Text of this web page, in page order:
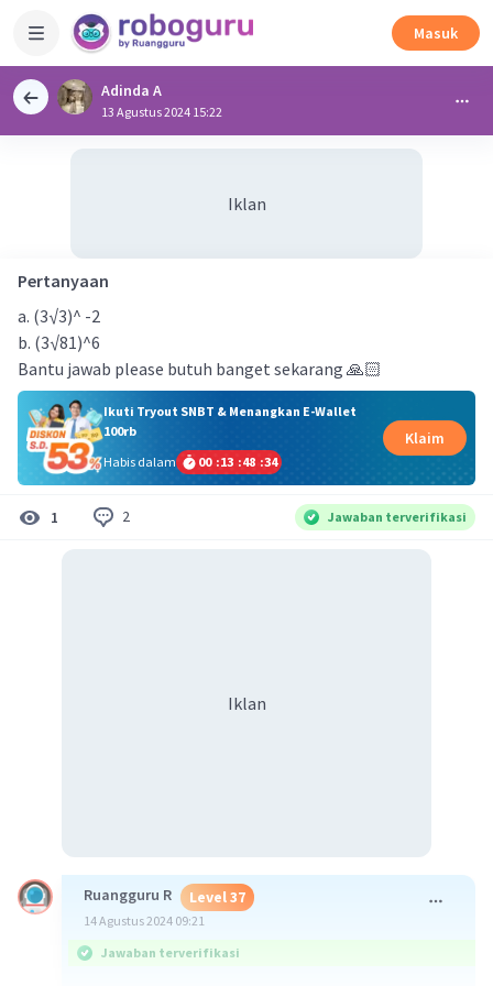
Masuk
Adinda A
13 Agustus 2024 15:22
Iklan
Pertanyaan
a. (3√3)^ -2
b. (3√81)^6
Bantu jawab please butuh banget sekarang 🙏🏻
Ikuti Tryout SNBT & Menangkan E-Wallet
100rb
Habis dalam
00 :13 :48 :33
Klaim
1 2 Jawaban terverifikasi
Iklan
Ruangguru R Level 37
14 Agustus 2024 09:21
Jawaban terverifikasi